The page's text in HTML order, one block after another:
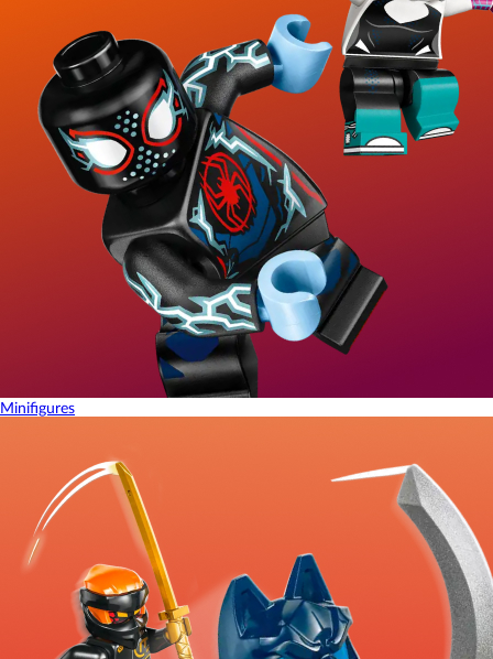
Minifigures